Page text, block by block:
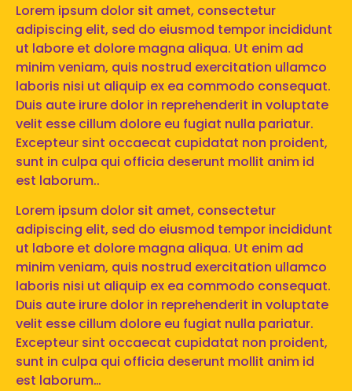
Lorem ipsum dolor sit amet, consectetur
adipiscing elit, sed do eiusmod tempor incididunt
ut labore et dolore magna aliqua. Ut enim ad
minim veniam, quis nostrud exercitation ullamco
laboris nisi ut aliquip ex ea commodo consequat.
Duis aute irure dolor in reprehenderit in voluptate
velit esse cillum dolore eu fugiat nulla pariatur.
Excepteur sint occaecat cupidatat non proident,
sunt in culpa qui officia deserunt mollit anim id
est laborum..
Lorem ipsum dolor sit amet, consectetur
adipiscing elit, sed do eiusmod tempor incididunt
ut labore et dolore magna aliqua. Ut enim ad
minim veniam, quis nostrud exercitation ullamco
laboris nisi ut aliquip ex ea commodo consequat.
Duis aute irure dolor in reprehenderit in voluptate
velit esse cillum dolore eu fugiat nulla pariatur.
Excepteur sint occaecat cupidatat non proident,
sunt in culpa qui officia deserunt mollit anim id
est laborum…